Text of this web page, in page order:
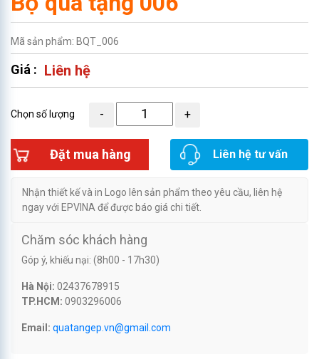
Mã sản phẩm: BQT_006
Giá : Liên hệ
Chọn số lượng
Đặt mua hàng Liên hệ tư vấn
Nhận thiết kế và in Logo lên sản phẩm theo yêu cầu, liên hệ
ngay với EPVINA để được báo giá chi tiết.
Chăm sóc khách hàng
Góp ý, khiếu nại: (8h00 - 17h30)
Hà Nội: 02437678915
TP.HCM: 0903296006
Email: quatangep.vn@gmail.com